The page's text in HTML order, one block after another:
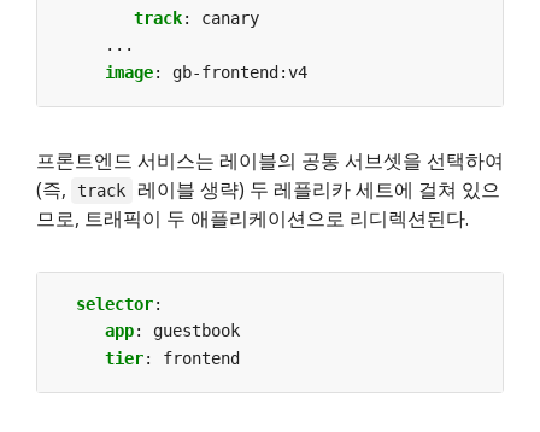
track:
canary
...
image: gb-frontend:v4
프론트엔드 서비스는 레이블의 공통 서브셋을 선택하여
(즉,
track
레이블 생략) 두 레플리카 세트에 걸쳐 있으
므로, 트래픽이 두 애플리케이션으로 리디렉션된다.
selector:
app:
guestbook
tier: frontend